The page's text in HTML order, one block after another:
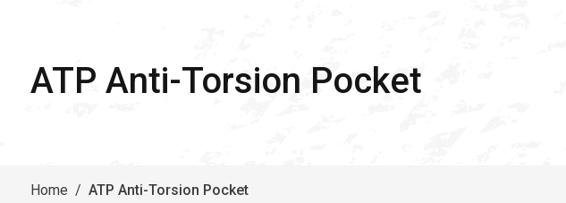
ATP Anti-Torsion Pocket
Home / ATP Anti-Torsion Pocket